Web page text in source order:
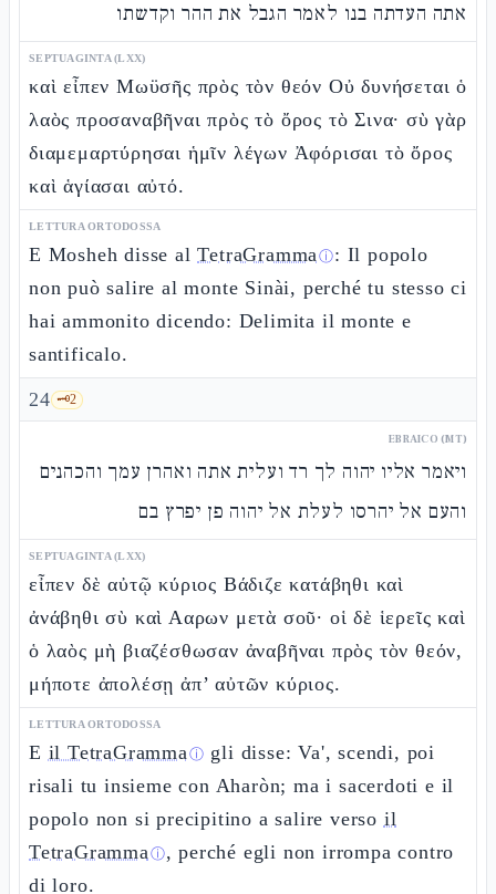
אתה העדתה בנו לאמר הגבל את ההר וקדשתו
SEPTUAGINTA (LXX)
καὶ εἶπεν Μωϋσῆς πρὸς τὸν θεόν Οὐ δυνήσεται ὁ
λαὸς προσαναβῆναι πρὸς τὸ ὄρος τὸ Σινα· σὺ γὰρ
διαμεμαρτύρησαι ἡμῖν λέγων Ἀφόρισαι τὸ ὄρος
καὶ ἁγίασαι αὐτό.
LETTURA ORTODOSSA
E Mosheh disse alTetraGrammaⓘ: Il popolo
non può salire al monte Sinài, perché tu stesso ci
hai ammonito dicendo: Delimita il monte e
santificalo.
24 🗝️2
EBRAICO (MT)
ויאמר אליו יהוה לך רד ועלית אתה ואהרן עמך והכהנים
והעם אל יהרסו לעלת אל יהוה פן יפרץ בם
SEPTUAGINTA (LXX)
εἶπεν δὲ αὐτῷ κύριος Βάδιζε κατάβηθι καὶ
ἀνάβηθι σὺ καὶ Ααρων μετὰ σοῦ· οἱ δὲ ἱερεῖς καὶ
ὁ λαὸς μὴ βιαζέσθωσαν ἀναβῆναι πρὸς τὸν θεόν,
μήποτε ἀπολέσῃ ἀπ’ αὐτῶν κύριος.
LETTURA ORTODOSSA
E il TetraGrammaⓘ gli disse: Va', scendi, poi
risali tu insieme con Aharòn; ma i sacerdoti e il
popolo non si precipitino a salire verso il
TetraGrammaⓘ, perché egli non irrompa contro
di loro.